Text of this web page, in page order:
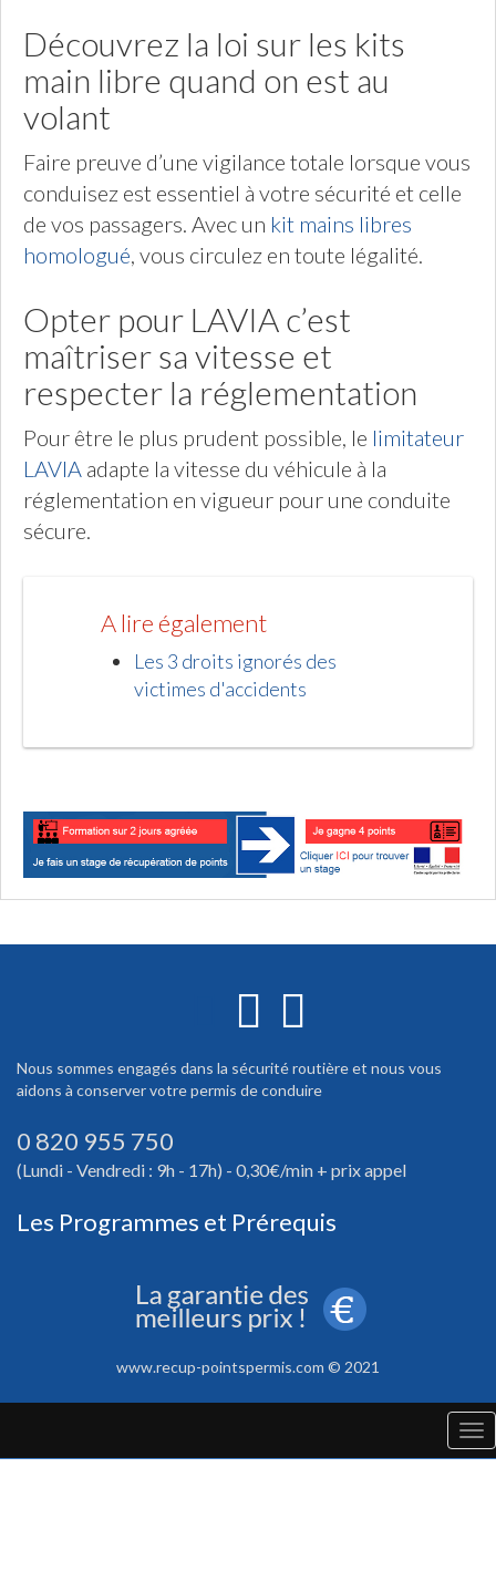
Découvrez la loi sur les kits
main libre quand on est au
volant
Faire preuve d’une vigilance totale lorsque vous
conduisez est essentiel à votre sécurité et celle
de vos passagers. Avec un kit mains libres
homologué, vous circulez en toute légalité.
Opter pour LAVIA c’est
maîtriser sa vitesse et
respecter la réglementation
Pour être le plus prudent possible, le limitateur
LAVIA adapte la vitesse du véhicule à la
réglementation en vigueur pour une conduite
sécure.
A lire également
Les 3 droits ignorés des
victimes d'accidents
Nous sommes engagés dans la sécurité routière et nous vous
aidons à conserver votre permis de conduire
0 820 955 750
(Lundi - Vendredi : 9h - 17h) - 0,30€/min + prix appel
Les Programmes et Prérequis
www.recup-pointspermis.com © 2021